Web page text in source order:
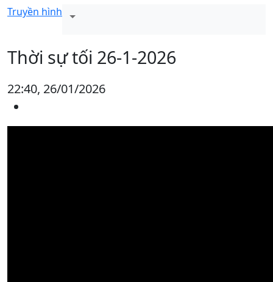
Truyền hình
Thời sự tối 26-1-2026
22:40, 26/01/2026